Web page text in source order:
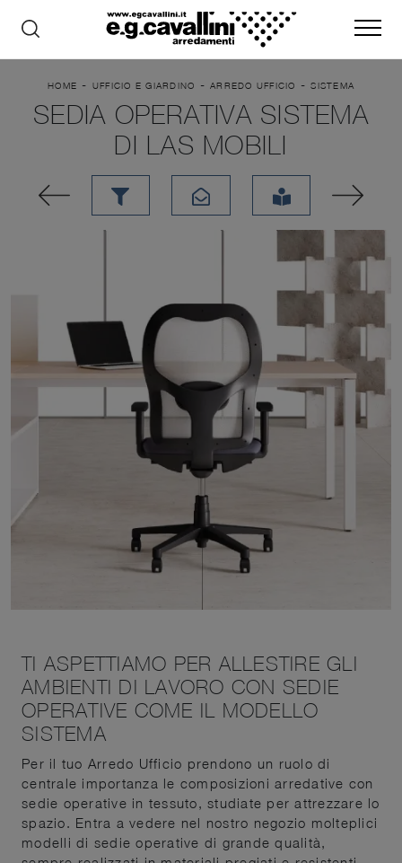
HOME - UFFICIO E GIARDINO - ARREDO UFFICIO -SISTEMA
SEDIA OPERATIVA SISTEMA
DI LAS MOBILI
TI ASPETTIAMO PER ALLESTIRE GLI
AMBIENTI DI LAVORO CON SEDIE
OPERATIVE COME IL MODELLO
SISTEMA
Per il tuo Arredo Ufficio prendono un ruolo di
centrale importanza le composizioni arredative con
sedie operative in tessuto, studiate per attrezzare lo
spazio. Entra a vedere nel nostro negozio molteplici
modelli di sedie operative di grande qualità,